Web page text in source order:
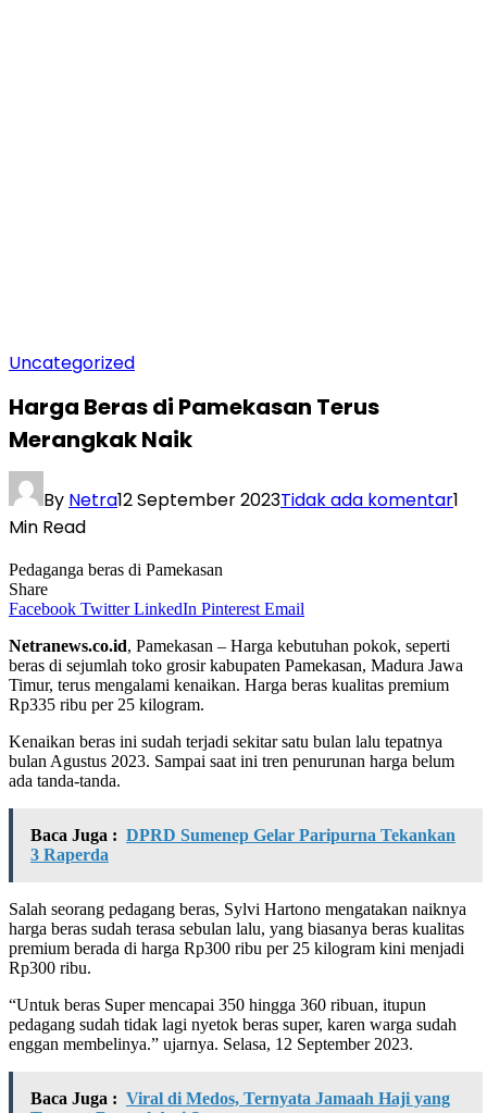
Uncategorized
Harga Beras di Pamekasan Terus
Merangkak Naik
By Netra12 September 2023Tidak ada komentar1
Min Read
Pedaganga beras di Pamekasan
Share
Facebook Twitter LinkedIn Pinterest Email
Netranews.co.id, Pamekasan – Harga kebutuhan pokok, seperti
beras di sejumlah toko grosir kabupaten Pamekasan, Madura Jawa
Timur, terus mengalami kenaikan. Harga beras kualitas premium
Rp335 ribu per 25 kilogram.
Kenaikan beras ini sudah terjadi sekitar satu bulan lalu tepatnya
bulan Agustus 2023. Sampai saat ini tren penurunan harga belum
ada tanda-tanda.
Baca Juga : DPRD Sumenep Gelar Paripurna Tekankan
3 Raperda
Salah seorang pedagang beras, Sylvi Hartono mengatakan naiknya
harga beras sudah terasa sebulan lalu, yang biasanya beras kualitas
premium berada di harga Rp300 ribu per 25 kilogram kini menjadi
Rp300 ribu.
“Untuk beras Super mencapai 350 hingga 360 ribuan, itupun
pedagang sudah tidak lagi nyetok beras super, karen warga sudah
enggan membelinya.” ujarnya. Selasa, 12 September 2023.
Baca Juga : Viral di Medos, Ternyata Jamaah Haji yang